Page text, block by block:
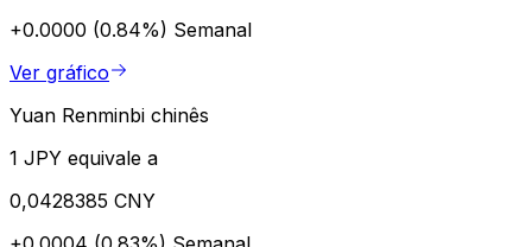
+0.0000 (0.84%) Semanal
Ver gráfico
Yuan Renminbi chinês
1 JPY equivale a
0,0428385 CNY